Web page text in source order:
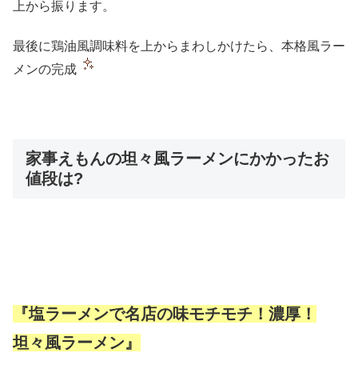
上から振ります。
最後に鶏油風調味料を上からまわしかけたら、本格風ラー
メンの完成
家事えもんの坦々風ラーメンにかかったお
値段は?
『塩ラーメンで名店の味モチモチ！濃厚！
坦々風ラーメン』